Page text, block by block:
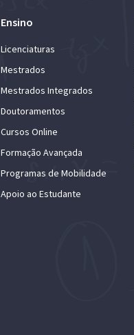
Ensino
Licenciaturas
Mestrados
Mestrados Integrados
Doutoramentos
Cursos Online
Formação Avançada
Programas de Mobilidade
Apoio ao Estudante